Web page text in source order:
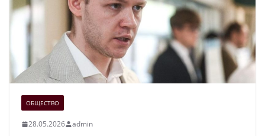
ОБЩЕСТВО
28.05.2026 admin